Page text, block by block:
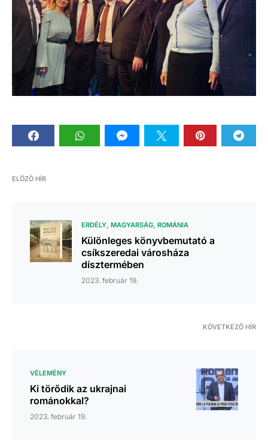
ELŐZŐ HÍR
ERDÉLY MAGYARSÁG ROMÁNIA
Különleges könyvbemutató a
csíkszeredai városháza
dísztermében
2023. február 19.
KÖVETKEZŐ HÍR
VÉLEMÉNY
Ki törődik az ukrajnai
románokkal?
2023. február 19.